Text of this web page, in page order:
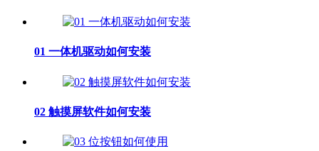
01 一体机驱动如何安装
02 触摸屏软件如何安装